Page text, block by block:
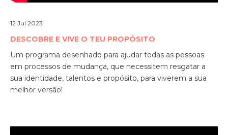
12 Jul 2023
DESCOBRE E VIVE O TEU PROPÓSITO
Um programa desenhado para ajudar todas as pessoas
em processos de mudança, que necessitem resgatar a
sua identidade, talentos e propósito, para viverem a sua
melhor versão!